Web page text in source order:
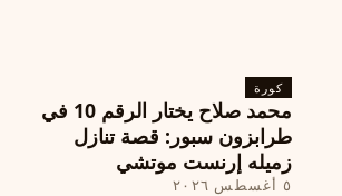
كورة
محمد صلاح يختار الرقم 10 في
طرابزون سبور: قصة تنازل
زميله إرنست موتشي
٥ أغسطس ٢٠٢٦